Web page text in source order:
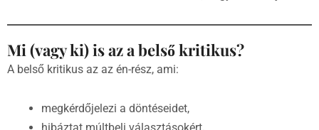
Mi (vagy ki) is az a belső kritikus?
A belső kritikus az az én-rész, ami:
megkérdőjelezi a döntéseidet,